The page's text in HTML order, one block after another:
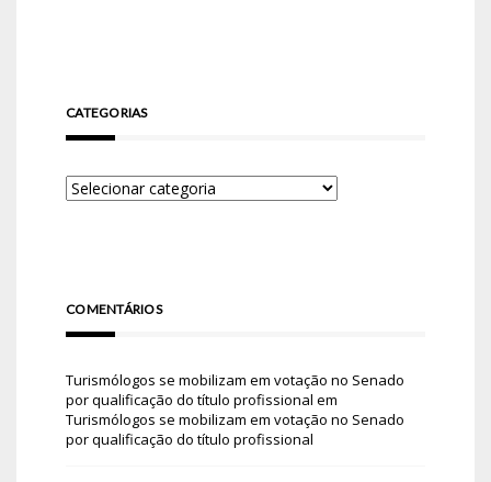
CATEGORIAS
COMENTÁRIOS
Turismólogos se mobilizam em votação no Senado
por qualificação do título profissional em
Turismólogos se mobilizam em votação no Senado
por qualificação do título profissional